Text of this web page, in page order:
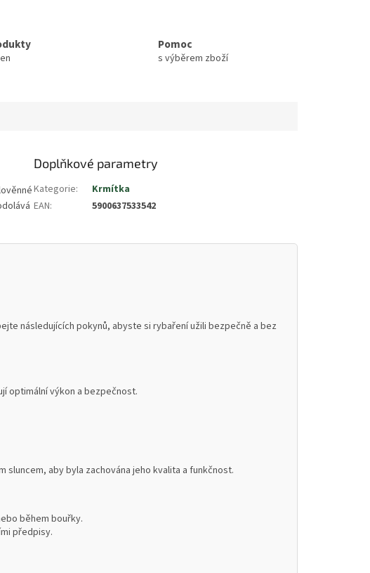
Pomoc
s výběrem zboží
Doplňkové parametry
Kategorie:
Krmítka
EAN: 5900637533542
následujících pokynů, abyste si rybaření užili bezpečně a bez
optimální výkon a bezpečnost.
aby byla zachována jeho kvalita a funkčnost.
během bouřky.
předpisy.